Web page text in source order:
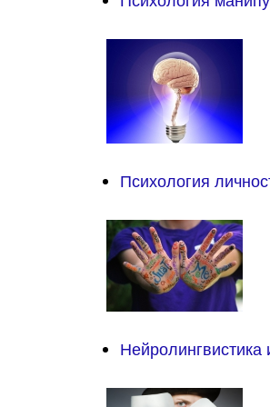
Психология
Нейролингвистика